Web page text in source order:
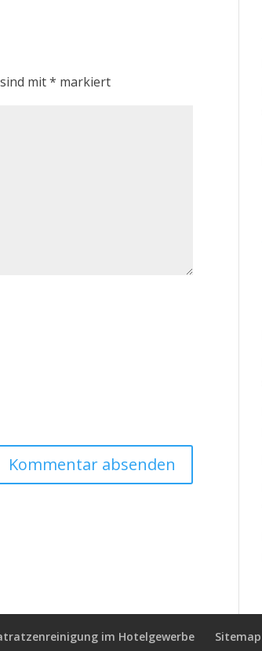
mit* markiert
im Hotelgewerbe Sitemap